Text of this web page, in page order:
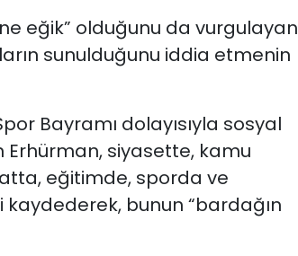
eğik” olduğunu da vurgulayan
sunulduğunu iddia etmenin
Bayramı dolayısıyla sosyal
siyasette, kamu
eğitimde, sporda ve
bunun “bardağın